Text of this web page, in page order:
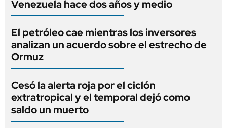
Venezuela hace dos años y medio
El petróleo cae mientras los inversores
analizan un acuerdo sobre el estrecho de
Ormuz
Cesó la alerta roja por el ciclón
extratropical y el temporal dejó como
saldo un muerto